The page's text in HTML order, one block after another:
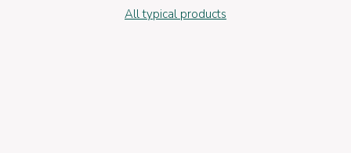
All typical products